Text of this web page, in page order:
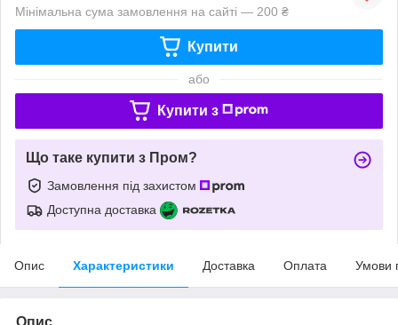
Мінімальна сума замовлення на сайті — 200 ₴
Купити
або
Купити з
Що таке купити з Пром?
Замовлення під захистом
Доступна доставка
Опис Характеристики Доставка Оплата Умови
Опис